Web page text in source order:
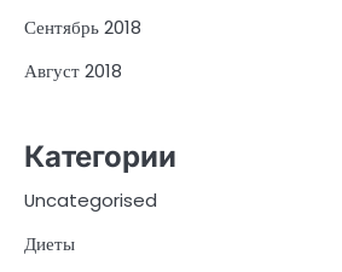
Сентябрь 2018
Август 2018
Категории
Uncategorised
Диеты